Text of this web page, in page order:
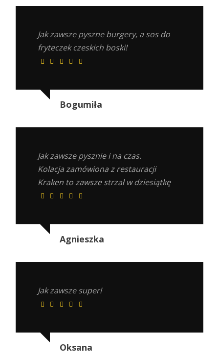
Jak zawsze pyszne burgery, a sos do
fryteczek czeskich boski!
Bogumiła
Jak zawsze pysznie i na czas.
Kolacja zamówiona z restauracji
Kraken to zawsze strzał w dziesiątkę
Agnieszka
Jak zawsze super!
Oksana